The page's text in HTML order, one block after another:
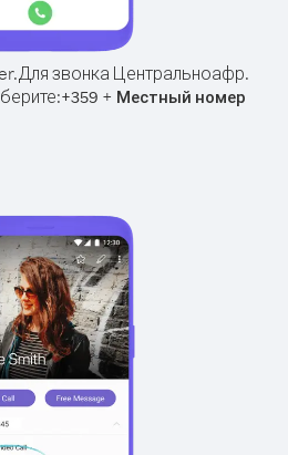
Для звонка Центральноафр.
+359 + Местный номер